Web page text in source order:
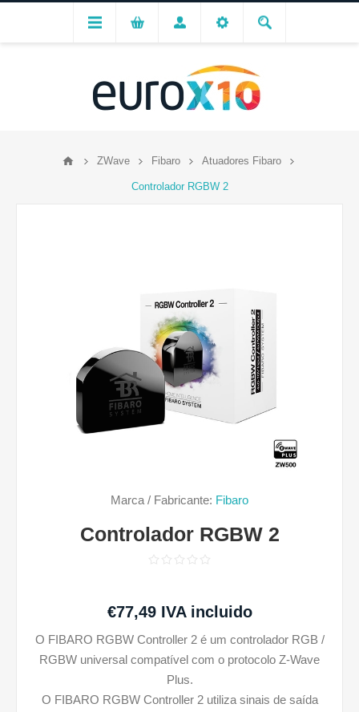
ZWave Fibaro Atuadores Fibaro
Controlador RGBW 2
Marca / Fabricante: Fibaro
Controlador RGBW 2
€77,49 IVA incluido
O FIBARO RGBW Controller 2 é um controlador RGB /
RGBW universal compatível com o protocolo Z-Wave
Plus.
O FIBARO RGBW Controller 2 utiliza sinais de saída